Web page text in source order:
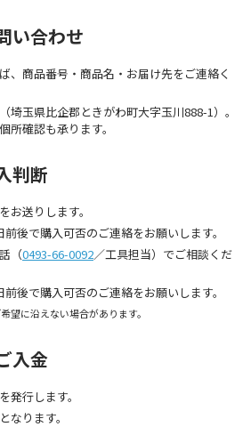
い合わせ
、商品番号・商品名・お届け先をご連絡く
埼玉県比企郡ときがわ町大字玉川888-1）。
所確認も承ります。
判断
お送りします。
後で購入可否のご連絡をお願いします。
（0493-66-0092／工具担当）でご相談くだ
後で購入可否のご連絡をお願いします。
望に沿えない場合があります。
入金
発行します。
なります。